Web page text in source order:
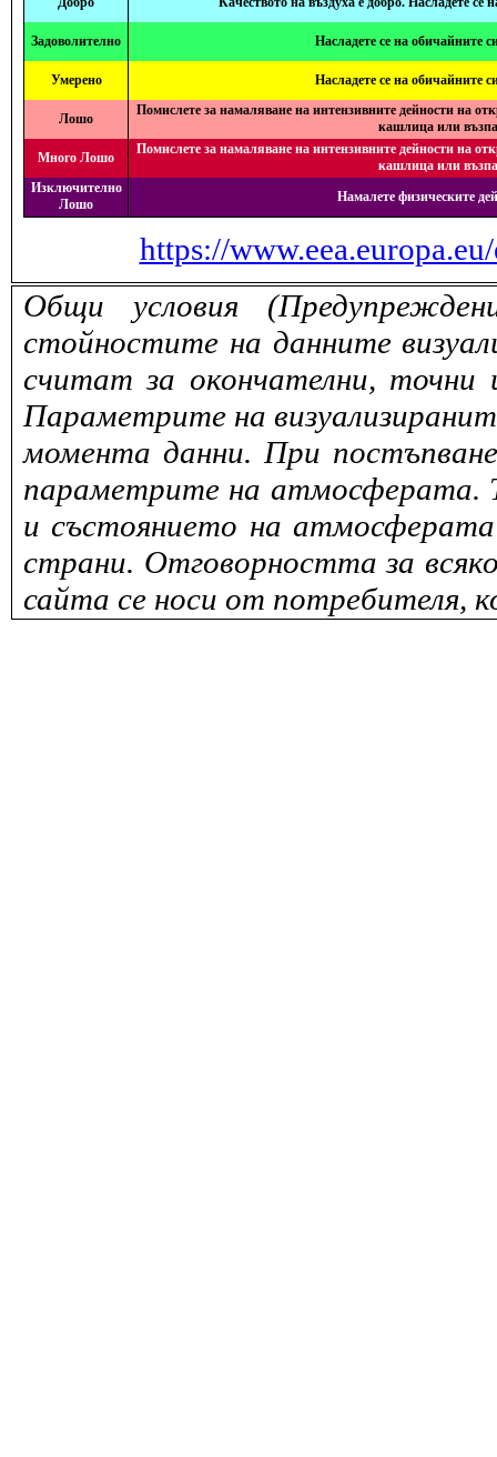
Задоволително Насладете се на обичайните
Умерено Насладете се на обичайните
Лошо
Помислете за намаляване на интензивните дейности на
кашлица или
Много Лошо
Помислете за намаляване на интензивните дейности на
кашлица или
Изключително
Лошо
Намалете физическите
https://
Общи условия
стойностите на данните
считат за окончателни,
Параметрите на
момента данни. При
параметрите на атмосферата.
и състоянието на
страни. Отговорността за
сайта се носи от потребителя,